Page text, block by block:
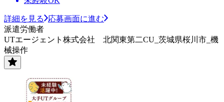
詳細を見る
応募画面に進む
派遣労働者
UTエージェント株式会社 北関東第二CU_茨城県桜川市_機
械操作